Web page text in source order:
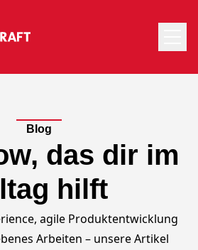
Blog
das dir im
hilft
agile Produktentwicklung
Arbeiten – unsere Artikel